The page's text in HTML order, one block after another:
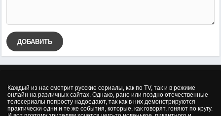
ДОБАВИТЬ
Каждый из нас смотрит русские сериалы, как по TV, так и в режиме
онлайн на различных сайтах. Однако, рано или поздно отечественные
телесериалы попросту надоедают, так как в них демонстрируются
практически одни и те же события, которые, как говорят, гоняют по кругу.